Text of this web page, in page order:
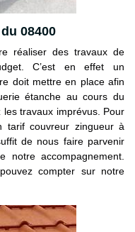
08400
réaliser des travaux de
C’est en effet un
doit mettre en place afin
étanche au cours du
travaux imprévus. Pour
tarif couvreur zingueur à
de nous faire parvenir
notre accompagnement.
compter sur notre